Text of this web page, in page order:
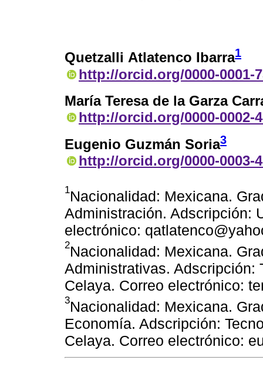
Quetzalli Atlatenco Ibarra1
http://orcid.org/0000-0001-
María Teresa de la Garza
http://orcid.org/0000-0002-
Eugenio Guzmán Soria3
http://orcid.org/0000-0003-
1Nacionalidad: Mexicana.
Administración. Adscripción:
electrónico:
2Nacionalidad: Mexicana.
Administrativas. Adscripción:
Celaya. Correo electrónico:
3Nacionalidad: Mexicana.
Economía. Adscripción:
Celaya. Correo electrónico: